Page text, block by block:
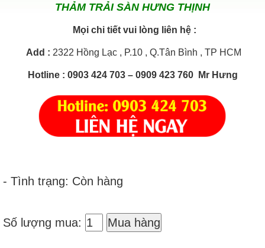
THẢM TRẢI SÀN HƯNG THỊNH
Mọi chi tiết vui lòng liên hệ :
Add : 2322 Hồng Lạc , P.10 , Q.Tân Bình , TP HCM
Hotline: 0903 424 703 – 0909 423 760 Mr Hưng
- Tình trạng: Còn hàng
Số lượng mua: Mua hàng